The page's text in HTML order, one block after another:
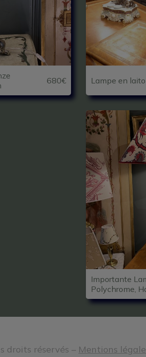
680€ Lampe en
Importante
Polychrome,
droits réservés – Mentions